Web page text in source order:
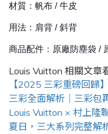
材質：帆布 / 牛皮
用法：肩背 / 斜背
商品配件：原廠防塵袋 /
Louis Vuitton 相關文章
【2025 三彩重磅回歸
三彩全面解析｜三彩包
Louis Vuitton × 村上隆
夏日，三大系列完整解